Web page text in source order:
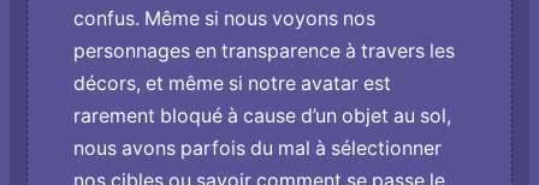
confus. Même si nous voyons nos
personnages en transparence à travers les
décors, et même si notre avatar est
rarement bloqué à cause d’un objet au sol,
nous avons parfois du mal à sélectionner